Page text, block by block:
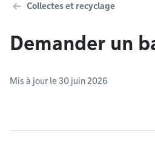
Collectes et recyclage
Demander un
Mis à jour le 30 juin 2026